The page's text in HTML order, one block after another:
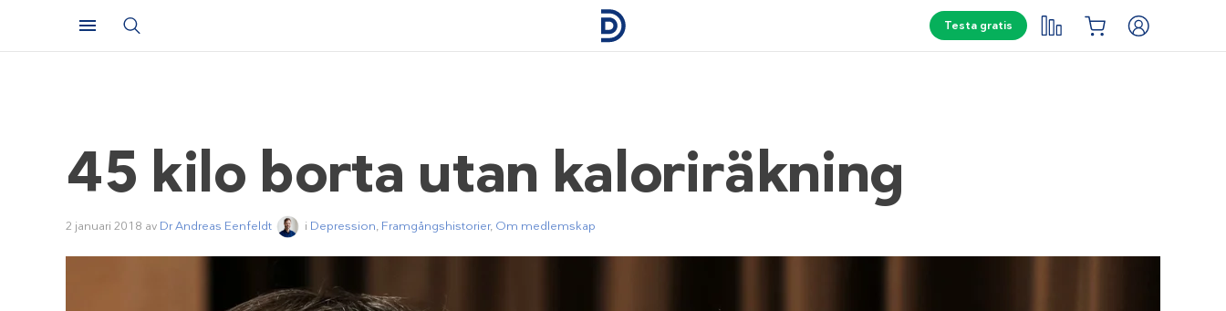
Testa gratis
45 kilo borta utan kaloriräkning
2 januari 2018 av Dr Andreas Eenfeldt i Depression, Framgångshistorier, Om medlemskap